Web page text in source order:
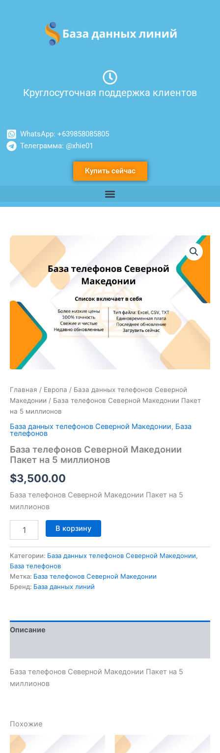
содержимому
Круглосуточная поддержка клиентов
WhatsApp: +639858085805
Телеграмма: @xhie01
Купить сейчас
Главная / Европа / База данных телефонов Северной
Македонии / База телефонов Северной Македонии Пакет
на 5 миллионов
База данных телефонов Северной Македонии, База
телефонов
База телефонов Северной Македонии
Пакет на 5 миллионов
$3,500.00
База телефонов Северной Македонии Пакет на 5
миллионов
Количество
телефонов
Северной
Македонии
Пакет
миллионов
В корзину
Категории: База данных телефонов Северной Македонии,
База телефонов
Метка: База телефонов Северной Македонии
Бренд: База данных линий
Описание
База телефонов Северной Македонии Пакет на 5
миллионов
Похожие